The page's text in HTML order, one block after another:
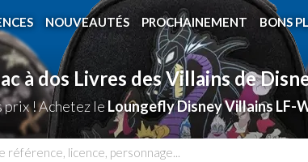
NOUVEAUTÉS PROCHAINEMENT BONS
à dos Livres des Villains de
prix ! Achetez leLoungefly Disney Villains LF-